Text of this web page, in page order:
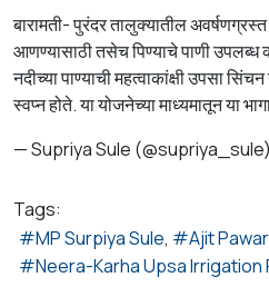
बारामती- पुरंदर तालुक्यातील
आणण्यासाठी तसेच पिण्याचे पाणी उपलब्ध
नदीच्या पाण्याची महत्वाकांक्षी उपसा
स्वप्न होते. या योजनेच्या माध्यमातून या
— Supriya Sule (@supriya_sule)
Tags:
MP Surpiya Sule
Ajit Pawar
Neera-Karha Upsa